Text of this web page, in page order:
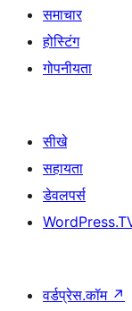
समाचार
होस्टिंग
गोपनीयता
सीखे
सहायता
डेवलपर्स
वर्डप्रेस.कॉम ↗